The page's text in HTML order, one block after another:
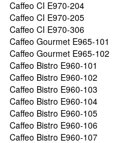
Caffeo CI E970-204
Caffeo CI E970-205
Caffeo CI E970-306
Caffeo Gourmet E965-101
Caffeo Gourmet E965-102
Caffeo Bistro E960-101
Caffeo Bistro E960-102
Caffeo Bistro E960-103
Caffeo Bistro E960-104
Caffeo Bistro E960-105
Caffeo Bistro E960-106
Caffeo Bistro E960-107